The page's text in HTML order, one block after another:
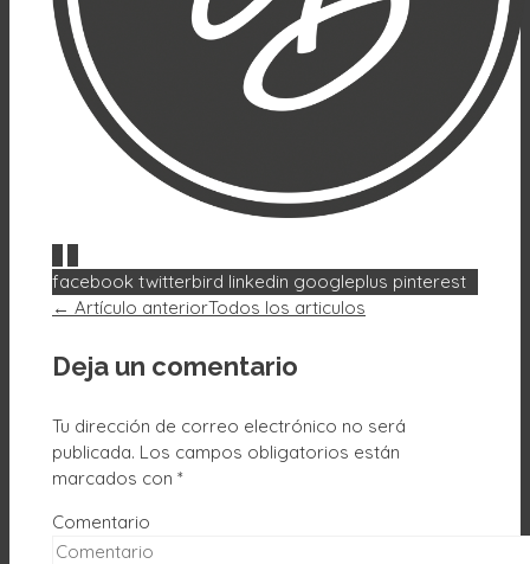
facebook twitterbird linkedin googleplus pinterest
← Artículo anteriorTodos los articulos
Deja un comentario
Tu dirección de correo electrónico no será
publicada. Los campos obligatorios están
marcados con *
Comentario
Rechazar